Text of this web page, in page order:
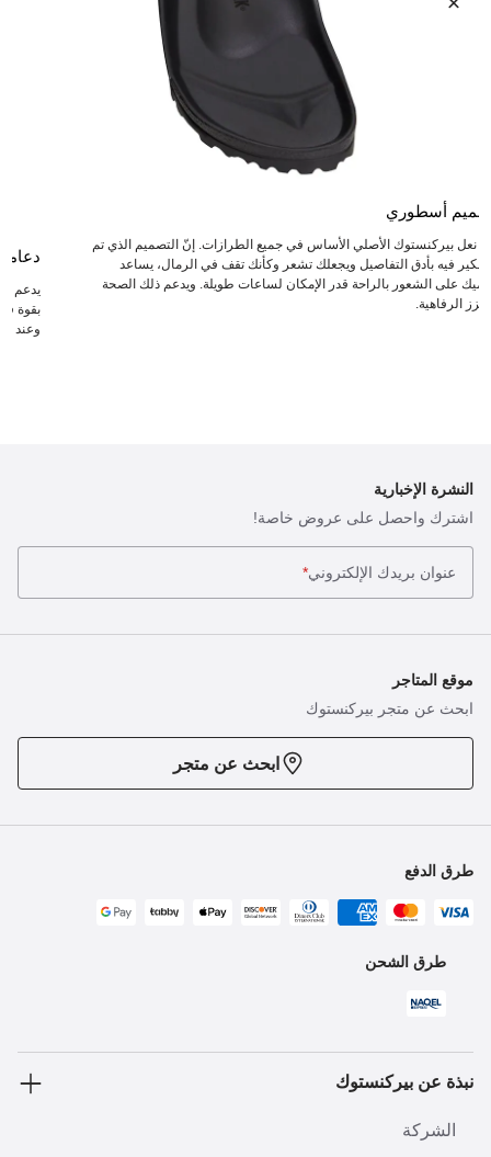
أسطوري
نعل بيركنستوك الأصلي الأساس في جميع الطرازات. إنّ التصميم الذي تم
فيه بأدق التفاصيل ويجعلك تشعر وكأنك تقف في الرمال، يساعد
على الشعور بالراحة قدر الإمكان لساعات طويلة. ويدعم ذلك الصحة
الرفاهية.
يدعم
بقوة
وعند
النشرة الإخبارية
اشترك واحصل على عروض خاصة!
عنوان بريدك الإلكتروني*
موقع المتاجر
ابحث عن متجر بيركنستوك
ابحث عن متجر
طرق الدفع
طرق الشحن
نبذة عن بيركنستوك
الشركة